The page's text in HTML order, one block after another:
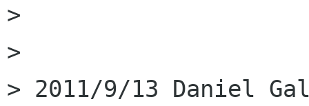
>
>
> 2011/9/13 Daniel